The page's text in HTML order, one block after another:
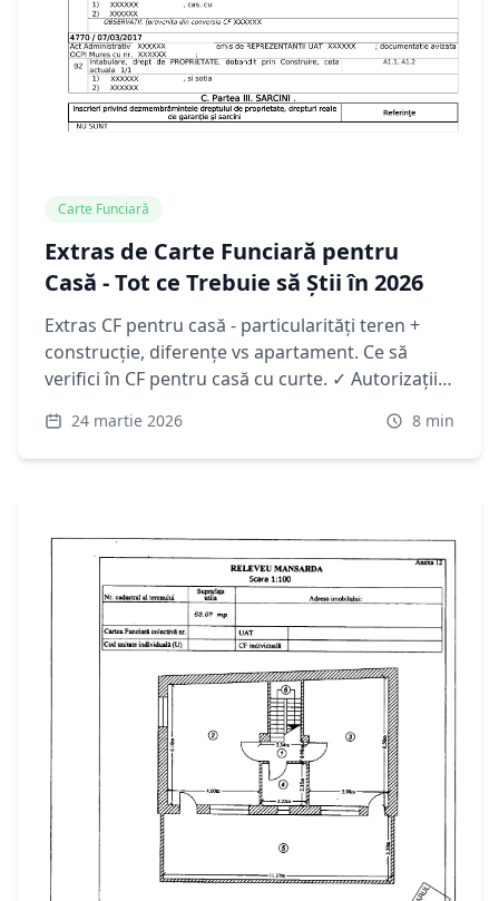
Carte Funciară
Extras de Carte Funciară pentru
Casă - Tot ce Trebuie să Știi în 2026
Extras CF pentru casă - particularități teren +
construcție, diferențe vs apartament. Ce să
verifici în CF pentru casă cu curte. ✓ Autorizații
24 martie 2026 8 min